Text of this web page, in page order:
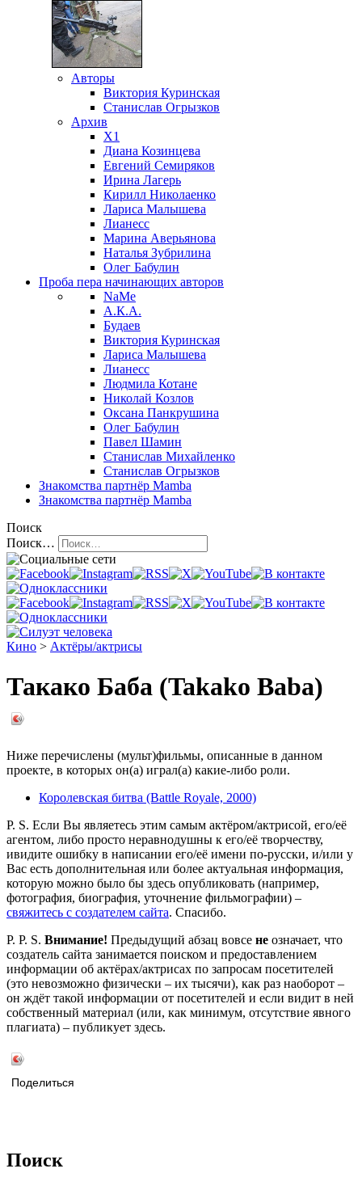
Авторы
Виктория Куринская
Станислав Огрызков
Архив
X1
Диана Козинцева
Евгений Семиряков
Ирина Лагерь
Кирилл Николаенко
Лариса Малышева
Лианесс
Марина Аверьянова
Наталья Зубрилина
Олег Бабулин
Проба пера начинающих авторов
NaMe
А.К.А.
Будаев
Виктория Куринская
Лариса Малышева
Лианесс
Людмила Котане
Николай Козлов
Оксана Панкрушина
Олег Бабулин
Павел Шамин
Станислав Михайленко
Станислав Огрызков
Знакомства партнёр Mamba
Знакомства партнёр Mamba
Поиск
Поиск…
Кино > Актёры/актрисы
Такако Баба (Takako Baba)
Ниже перечислены (мульт)фильмы, описанные в данном
проекте, в которых он(а) играл(а) какие-либо роли.
Королевская битва (Battle Royale, 2000)
P. S. Если Вы являетесь этим самым актёром/актрисой, его/её
агентом, либо просто неравнодушны к его/её творчеству,
ивидите ошибку в написании его/её имени по-русски, и/или у
Вас есть дополнительная или более актуальная информация,
которую можно было бы здесь опубликовать (например,
фотография, биография, уточнение фильмографии) –
свяжитесь с создателем сайта. Спасибо.
P. P. S. Внимание! Предыдущий абзац вовсе не означает, что
создатель сайта занимается поиском и предоставлением
информации об актёрах/актрисах по запросам посетителей
(это невозможно физически – их тысячи), как раз наоборот –
он ждёт такой информации от посетителей и если видит в ней
собственный материал (или, как минимум, отсутствие явного
плагиата) – публикует здесь.
Поделиться
Поиск